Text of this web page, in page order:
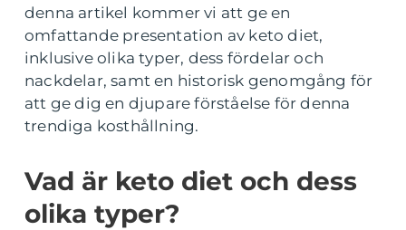
denna artikel kommer vi att ge en
omfattande presentation av keto diet,
inklusive olika typer, dess fördelar och
nackdelar, samt en historisk genomgång för
att ge dig en djupare förståelse för denna
trendiga kosthållning.
Vad är keto diet och dess
olika typer?